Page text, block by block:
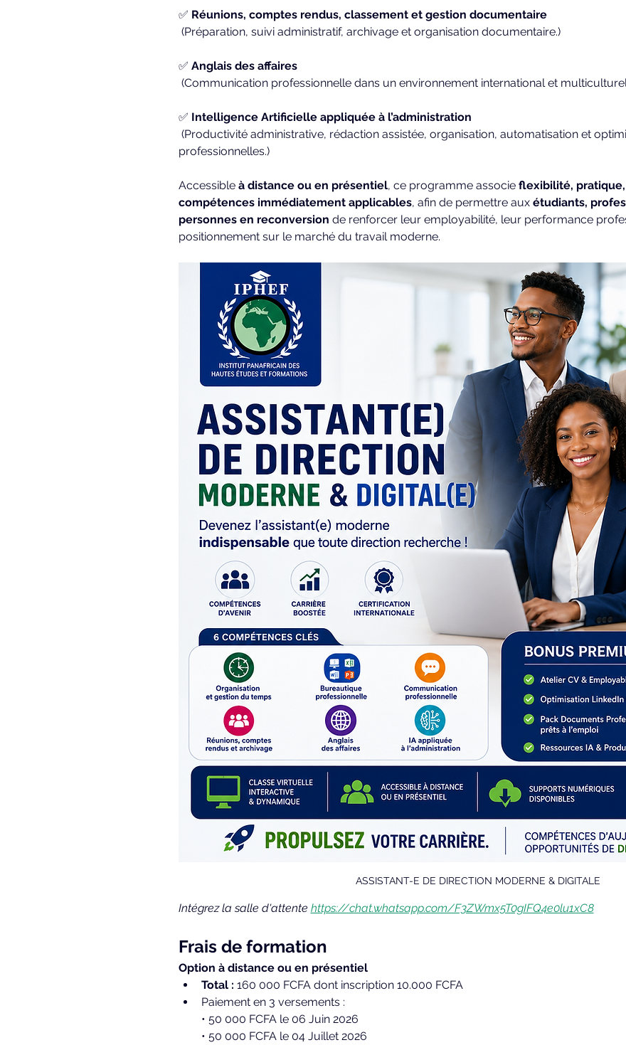
✅ Réunions, comptes rendus, classement et gestion documentaire
(Préparation, suivi administratif, archivage et organisation documentaire.)
✅ Anglais des affaires
(Communication professionnelle dans un environnement international et
✅ Intelligence Artificielle appliquée à l’administration
professionnelles.)
Accessible à distance ou en présentiel, ce programme associe flexibilité,
compétences immédiatement applicables, afin de permettre aux étudiants,
personnes en reconversion de renforcer leur employabilité, leur performance
positionnement sur le marché du travail moderne.
ASSISTANT-E DE DIRECTION MODERNE & DIGITALE
Intégrez la salle d'attente https://chat.whatsapp.com/F3ZWmx5T0gIFQ4e0lu1xC8
Frais de formation
Option à distance ou en présentiel
Total : 160 000 FCFA dont inscription 10.000 FCFA
Paiement en 3 versements :
• 50 000 FCFA le 06 Juin 2026
• 50 000 FCFA le 04 Juillet 2026